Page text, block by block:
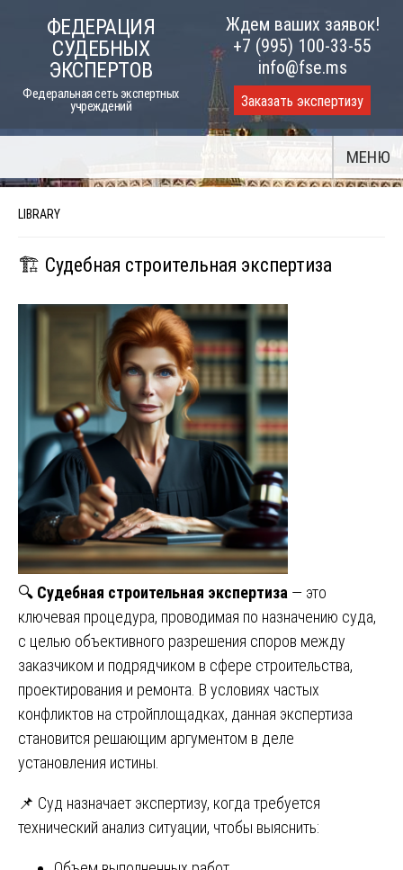
ФЕДЕРАЦИЯ
СУДЕБНЫХ
ЭКСПЕРТОВ
Федеральная сеть экспертных
учреждений
Ждем ваших заявок!
+7 (995) 100-33-55
info@fse.ms
Заказать экспертизу
МЕНЮ
LIBRARY
🏗️ Судебная строительная экспертиза
🔍 Судебная строительная экспертиза — это
ключевая процедура, проводимая по назначению суда,
с целью объективного разрешения споров между
заказчиком и подрядчиком в сфере строительства,
проектирования и ремонта. В условиях частых
конфликтов на стройплощадках, данная экспертиза
становится решающим аргументом в деле
установления истины.
📌 Суд назначает экспертизу, когда требуется
технический анализ ситуации, чтобы выяснить: